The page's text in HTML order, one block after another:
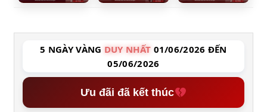
5 NGÀY VÀNG DUY NHẤT 01/06/2026 ĐẾN
05/06/2026
Ưu đãi đã kết thúc